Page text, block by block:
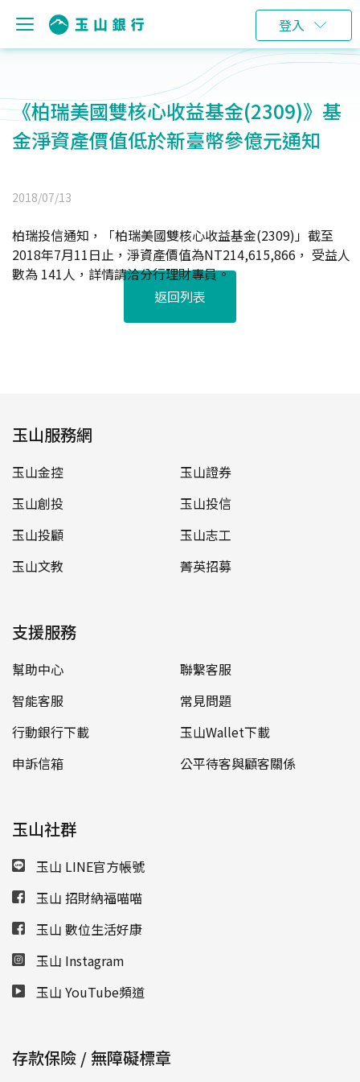
登入
《柏瑞美國雙核心收益基金(2309)》基
金淨資產價值低於新臺幣參億元通知
2018/07/13
柏瑞投信通知，「柏瑞美國雙核心收益基金(2309)」截至
2018年7月11日止，淨資產價值為NT214,615,866， 受益人
數為 141人，詳情請洽分行理財專員。
返回列表
玉山服務網
玉山金控
玉山證券
玉山創投
玉山投信
玉山投顧
玉山志工
玉山文教
菁英招募
支援服務
幫助中心
聯繫客服
智能客服
常見問題
行動銀行下載
玉山Wallet下載
申訴信箱
公平待客與顧客關係
玉山社群
玉山 LINE官方帳號
玉山 招財納福喵喵
玉山 數位生活好康
玉山 Instagram
玉山 YouTube頻道
存款保險 / 無障礙標章